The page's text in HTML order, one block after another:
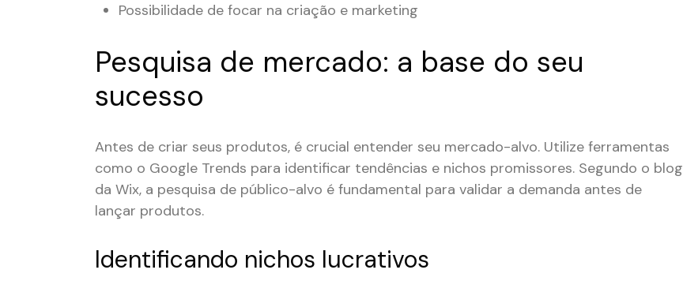
Possibilidade de focar na criação e marketing
Pesquisa de mercado: a base do seu
sucesso
Antes de criar seus produtos, é crucial entender seu mercado-alvo. Utilize ferramentas
como o Google Trends para identificar tendências e nichos promissores. Segundo o blog
da Wix, a pesquisa de público-alvo é fundamental para validar a demanda antes de
lançar produtos.
Identificando nichos lucrativos